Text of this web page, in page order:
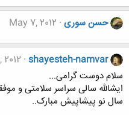
حسن سوری May 7, 2012
shayesteh-namvar
سلام دوست گرامی...
ایشالله سالی سراسر سلامتی و
سال نو پیشاپیش مبارک..